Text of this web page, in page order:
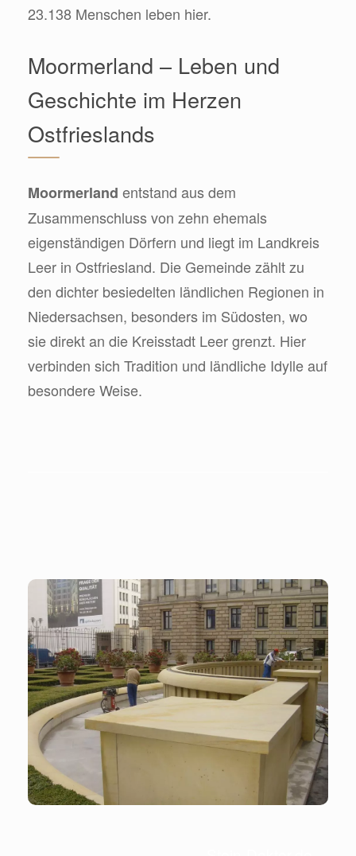
23.138 Menschen leben hier.
Moormerland – Leben und
Geschichte im Herzen
Ostfrieslands
Moormerland entstand aus dem
Zusammenschluss von zehn ehemals
eigenständigen Dörfern und liegt im Landkreis
Leer in Ostfriesland. Die Gemeinde zählt zu
den dichter besiedelten ländlichen Regionen in
Niedersachsen, besonders im Südosten, wo
sie direkt an die Kreisstadt Leer grenzt. Hier
verbinden sich Tradition und ländliche Idylle auf
besondere Weise.